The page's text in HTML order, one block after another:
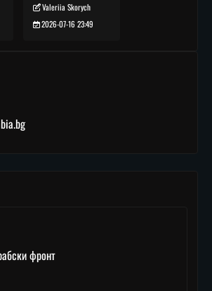
Valeriia Skorych
2026-07-16 23:49
фронт